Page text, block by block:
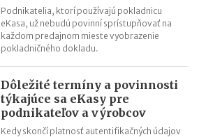
Podnikatelia, ktorí používajú pokladnicu
eKasa, už nebudú povinní sprístupňovať na
každom predajnom mieste vyobrazenie
pokladničného dokladu.
Dôležité termíny a povinnosti
týkajúce sa eKasy pre
podnikateľov a výrobcov
Kedy skončí platnosť autentifikačných údajov